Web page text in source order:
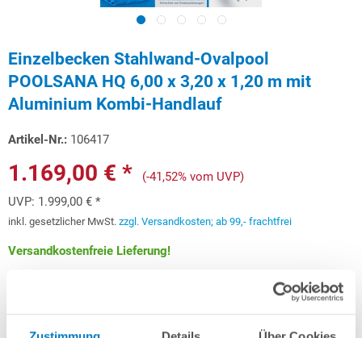
Einzelbecken Stahlwand-Ovalpool
POOLSANA HQ 6,00 x 3,20 x 1,20 m mit
Aluminium Kombi-Handlauf
Artikel-Nr.: 106417
1.169,00 € *
(-41,52% vom UVP)
UVP: 1.999,00 € *
inkl. gesetzlicher MwSt. zzgl. Versandkosten; ab 99,- frachtfrei
Versandkostenfreie Lieferung!